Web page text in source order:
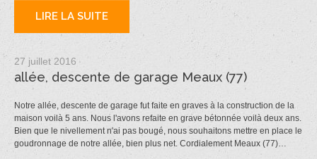
LIRE LA SUITE
27 juillet 2016
allée, descente de garage Meaux (77)
Notre allée, descente de garage fut faite en graves à la construction de la
maison voilà 5 ans. Nous l'avons refaite en grave bétonnée voilà deux ans.
Bien que le nivellement n'ai pas bougé, nous souhaitons mettre en place le
goudronnage de notre allée, bien plus net. Cordialement Meaux (77)…